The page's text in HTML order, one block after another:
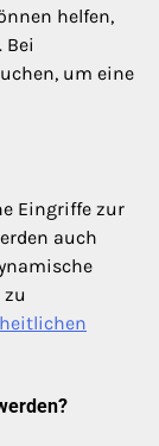
helfen,
um eine
Eingriffe zur
auch